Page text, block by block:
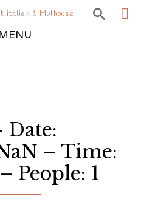
italien à Mulhouse 
MENU
Date:
– Time:
People: 1